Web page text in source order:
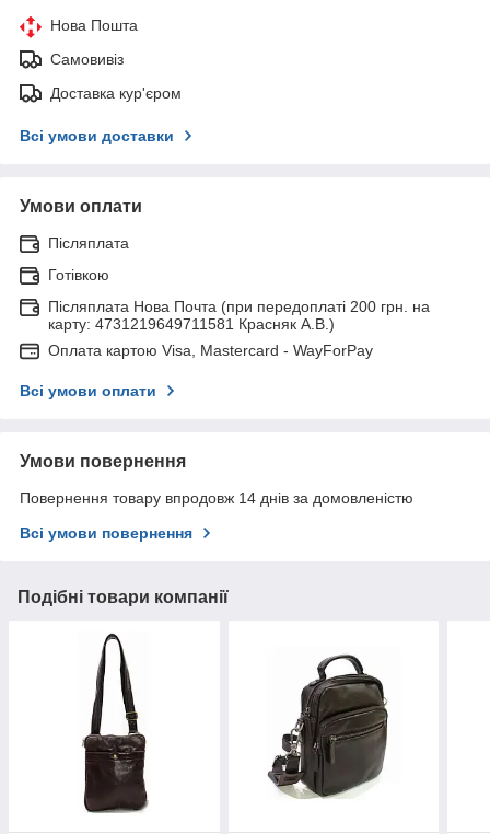
Нова Пошта
Самовивіз
Доставка кур'єром
Всі умови доставки
Умови оплати
Післяплата
Готівкою
Післяплата Нова Почта (при передоплаті 200 грн. на
карту: 4731219649711581 Красняк А.В.)
Оплата картою Visa, Mastercard - WayForPay
Всі умови оплати
Умови повернення
Повернення товару впродовж 14 днів за домовленістю
Всі умови повернення
Подібні товари компанії